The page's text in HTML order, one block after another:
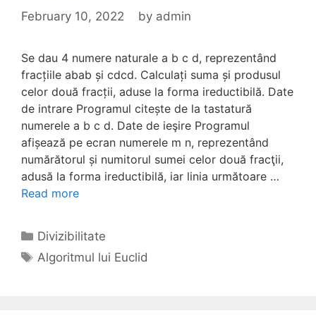
February 10, 2022 by admin
Se dau 4 numere naturale a b c d, reprezentând
fracțiile abab și cdcd. Calculați suma și produsul
celor două fracții, aduse la forma ireductibilă. Date
de intrare Programul citește de la tastatură
numerele a b c d. Date de ieşire Programul
afișează pe ecran numerele m n, reprezentând
numărătorul și numitorul sumei celor două fracţii,
adusă la forma ireductibilă, iar linia următoare …
Read more
Categories
Divizibilitate
Tags
Algoritmul lui Euclid